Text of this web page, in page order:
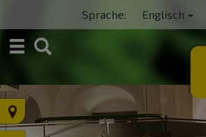
Sprache: Englisch
S
c
e